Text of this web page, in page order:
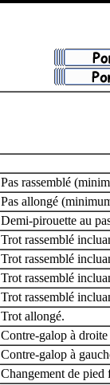
Pas rassemblé
Pas allongé
Demi-pirouette au
Trot rassemblé
Trot rassemblé
Trot rassemblé
Trot rassemblé
Trot allongé.
Contre-galop à
Contre-galop à
Changement de pied